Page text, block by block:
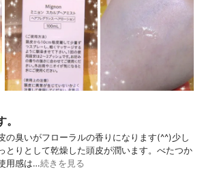
の臭いがフローラルの香りになります(^^)少し
とりとして乾燥した頭皮が潤います。べたつか
用感は…続きを見る